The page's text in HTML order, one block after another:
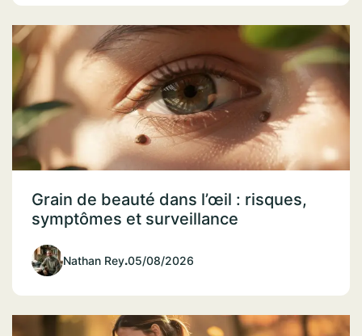
Grain de beauté dans l’œil : risques,
symptômes et surveillance
Nathan Rey.05/08/2026